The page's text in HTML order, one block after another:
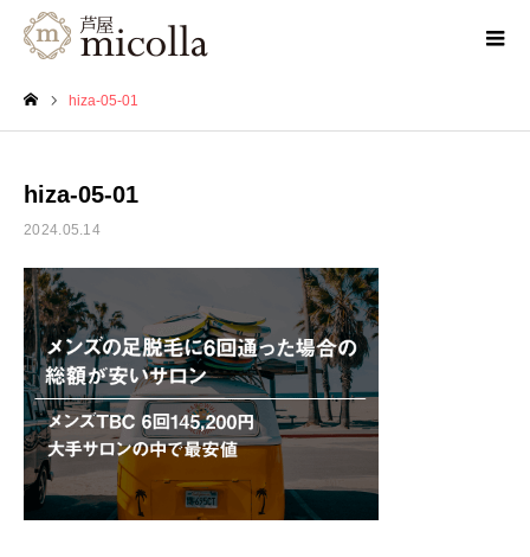
hiza-05-01
hiza-05-01
2024.05.14